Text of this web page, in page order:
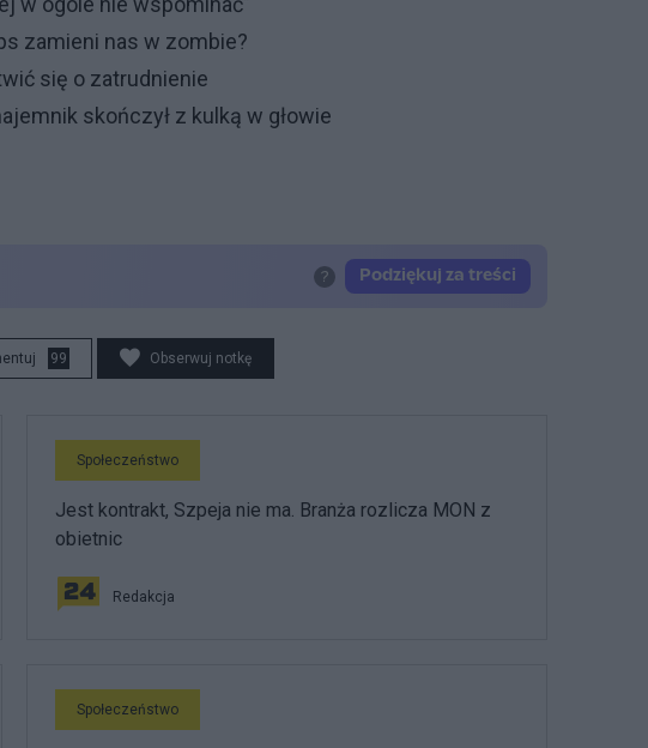
zamieni nas w zombie?
się o zatrudnienie
skończył z kulką w głowie
99 Obserwuj notkę
Społeczeństwo
Jest kontrakt, Szpeja nie ma. Branża rozlicza MON z
obietnic
Redakcja
Społeczeństwo